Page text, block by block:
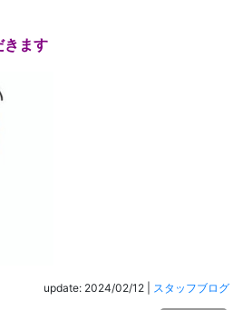
きます
update: 2024/02/12 スタッフブログ